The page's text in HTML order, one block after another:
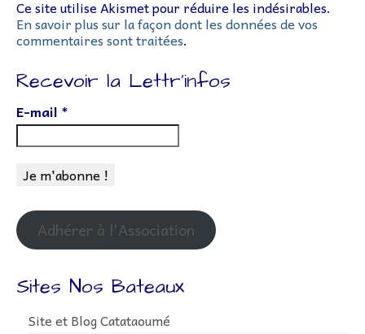
Ce site utilise Akismet pour réduire les indésirables.
En savoir plus sur la façon dont les données de vos
commentaires sont traitées.
Recevoir la Lettr’infos
E-mail *
Adhérer à l'Association
Sites Nos Bateaux
Site et Blog Catataoumé